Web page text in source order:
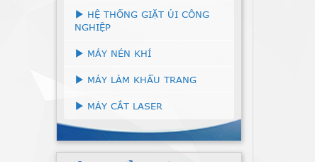
HỆ THỐNG GIẶT ỦI CÔNG
NGHIỆP
MÁY NÉN KHÍ
MÁY LÀM KHẨU TRANG
MÁY CẮT LASER
MOTOR BẮT MÁY
VC008; F007; C007